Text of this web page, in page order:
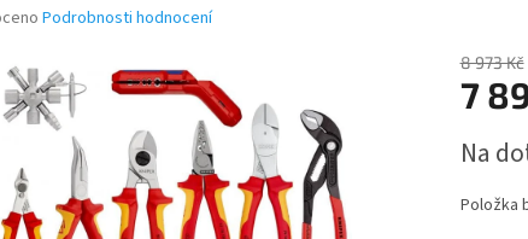
Podrobnosti hodnocení
8 973 Kč
7
cena:
Na
Položka